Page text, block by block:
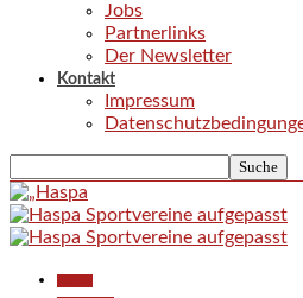
Jobs
Partnerlinks
Der Newsletter
Kontakt
Impressum